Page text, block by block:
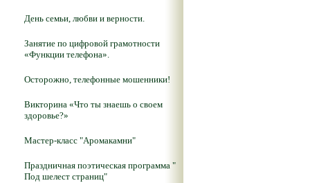
День семьи, любви и верности.
Занятие по цифровой грамотности
«Функции телефона».
Осторожно, телефонные мошенники!
Викторина «Что ты знаешь о своем
здоровье?»
Мастер-класс "Аромакамни"
Праздничная поэтическая программа "
Под шелест страниц"